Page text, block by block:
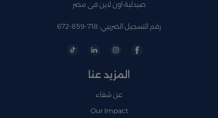
صيدلية اون لاين فى مصر
رقم التسجيل الضريبي: 718-859-672
المزيد عنا
عن شفاء
Our Impact